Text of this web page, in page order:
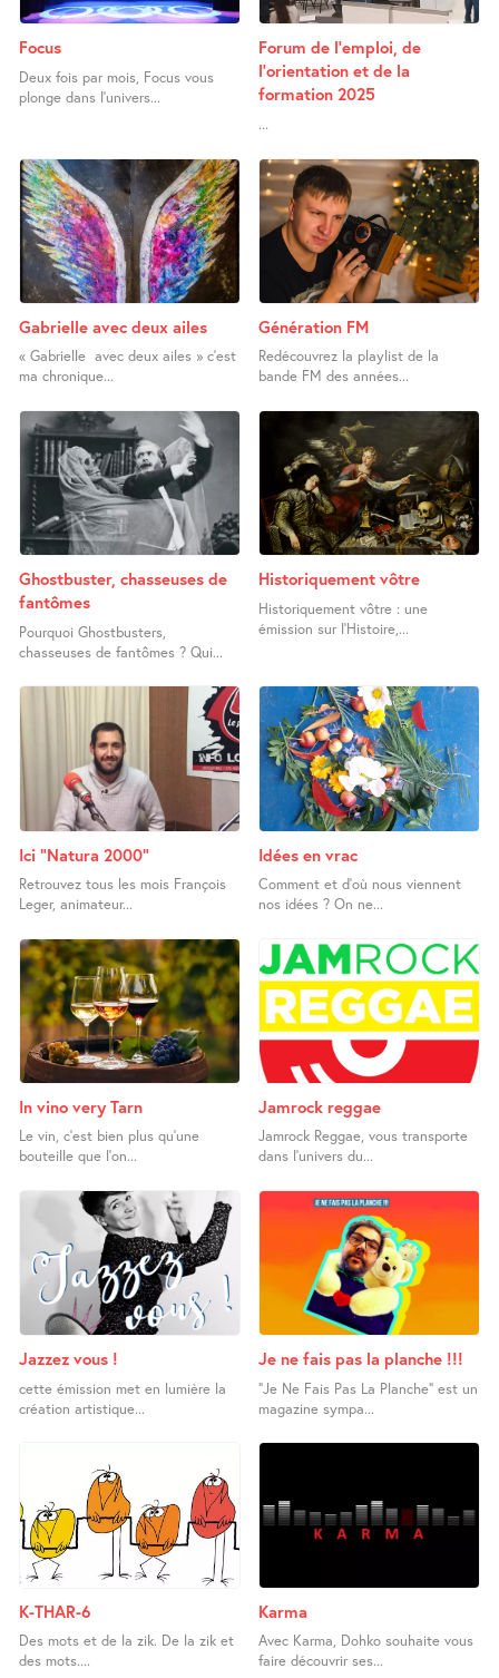
Focus
Deux fois par mois, Focus vous
plonge dans l’univers...
Forum de l’emploi, de
l’orientation et de la
formation 2025
...
Gabrielle avec deux ailes
« Gabrielle avec deux ailes » c’est
ma chronique...
Génération FM
Redécouvrez la playlist de la
bande FM des années...
Ghostbuster, chasseuses de
fantômes
Pourquoi Ghostbusters,
chasseuses de fantômes ? Qui...
Historiquement vôtre
Historiquement vôtre : une
émission sur l’Histoire,...
Ici "Natura 2000"
Retrouvez tous les mois François
Leger, animateur...
Idées en vrac
Comment et d’où nous viennent
nos idées ? On ne...
In vino very Tarn
Le vin, c’est bien plus qu’une
bouteille que l’on...
Jamrock reggae
Jamrock Reggae, vous transporte
dans l’univers du...
Jazzez vous !
cette émission met en lumière la
création artistique...
Je ne fais pas la planche !!!
“Je Ne Fais Pas La Planche” est un
magazine sympa...
K-THAR-6
Des mots et de la zik. De la zik et
des mots....
Karma
Avec Karma, Dohko souhaite vous
faire découvrir ses...